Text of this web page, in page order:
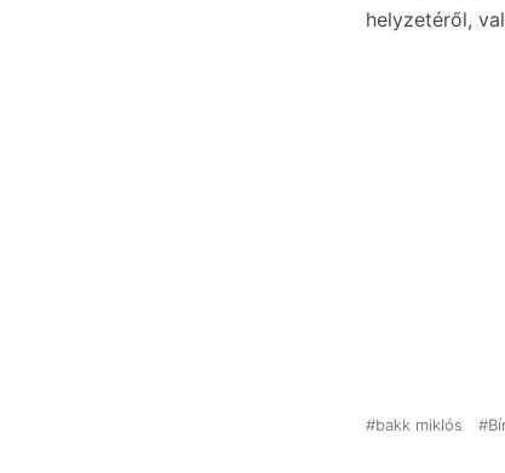
helyzetéről,
bakk miklós